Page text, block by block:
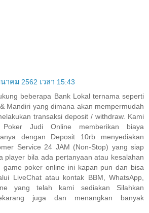
าคม 2562 เวลา 15:43
beberapa Bank Lokal ternama seperti
Mandiri yang dimana akan mempermudah
transaksi deposit / withdraw. Kami
Judi Online memberikan biaya
dengan Deposit 10rb menyediakan
Service 24 JAM (Non-Stop) yang siap
player bila ada pertanyaan atau kesalahan
game poker online ini kapan pun dan bisa
LiveChat atau kontak BBM, WhatsApp,
yang telah kami sediakan Silahkan
juga dan menangkan banyak